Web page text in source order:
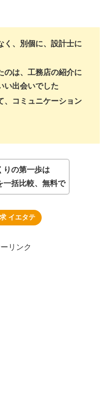
く、別個に、設計士に
のは、工務店の紹介に
い出会いでした
、コミュニケーション
りの第一歩は
一括比較、無料で
イエタテ
リンク